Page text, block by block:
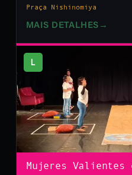
Praça Nishinomiya
MAIS DETALHES →
L
Mujeres Valientes